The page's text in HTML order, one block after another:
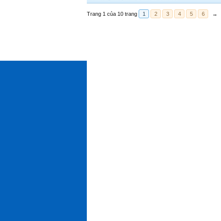
Trang 1 của 10 trang 1 2 3 4 5 6 →